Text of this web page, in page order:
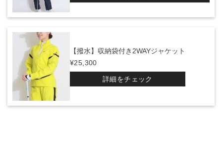
【撥水】収納袋付き2WAYジャケット
¥25,300
詳細をチェック